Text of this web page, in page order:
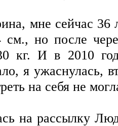
мне сейчас 36
см., но после
кг. И в 2010
я ужаснулась,
на себя не
на рассылку